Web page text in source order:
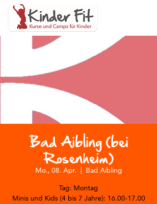
Bad Aibling (bei
Rosenheim)
Mo., 08. Apr. Bad Aibling
Tag: Montag
Minis und Kids (4 bis 7 Jahre): 16.00-17.00